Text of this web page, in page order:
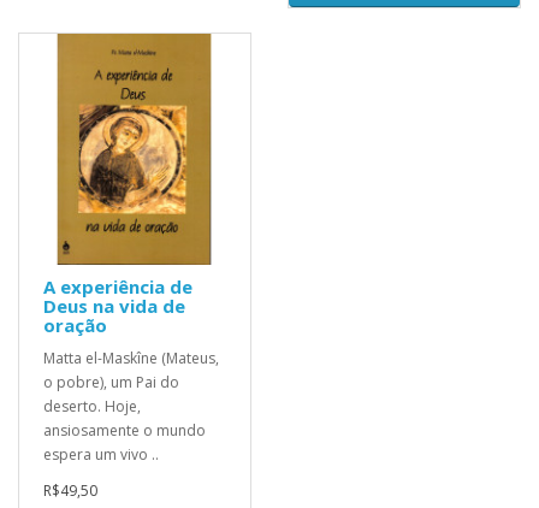
A experiência de
Deus na vida de
oração
Matta el-Maskîne (Mateus,
o pobre), um Pai do
deserto. Hoje,
ansiosamente o mundo
espera um vivo ..
R$49,50